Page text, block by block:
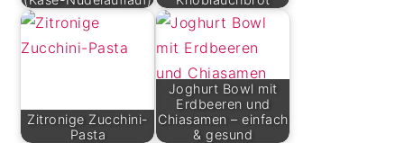
Zitronige Zucchini-
Pasta
Joghurt Bowl mit
Erdbeeren und
Chiasamen – einfach
& gesund